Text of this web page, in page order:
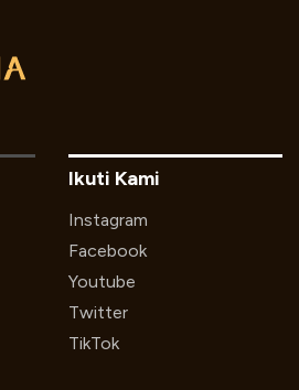
Ikuti Kami
Instagram
Facebook
Youtube
Twitter
TikTok